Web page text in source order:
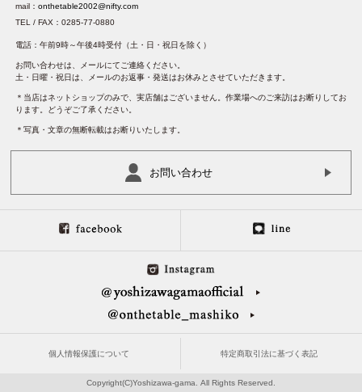
mail：onthetable2002@nifty.com
TEL / FAX：0285-77-0880
電話：午前9時～午後4時受付（土・日・祝日を除く）
お問い合わせは、メールにてご連絡ください。
土・日曜・祝日は、メールのお返事・発送はお休みとさせていただきます。
＊当店はネットショップのみで、実店舗はございません。作業場へのご来訪はお断りしてお
ります。どうぞご了承ください。
＊写真・文章の無断転載はお断りいたします。
お問い合わせ
個人情報保護について 特定商取引法に基づく表記
Copyright(C)Yoshizawa-gama. All Rights Reserved.